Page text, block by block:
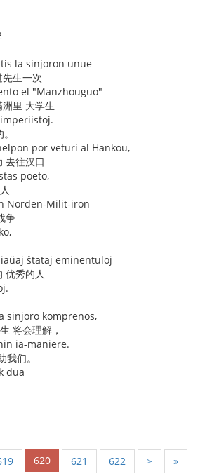
la sinjoron unue
生一次
el "Manzhouguo"
里 大学生
por veturi al Hankou,
去往汉口
poeto,
Norden-Milit-iron
争
ŝtataj eminentuloj
优秀的人
sinjoro komprenos,
将会理解，
ia-maniere.
们。
dua
620 621 622 > »